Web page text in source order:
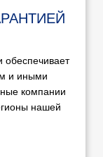
обеспечивает
и иными
компании
нашей